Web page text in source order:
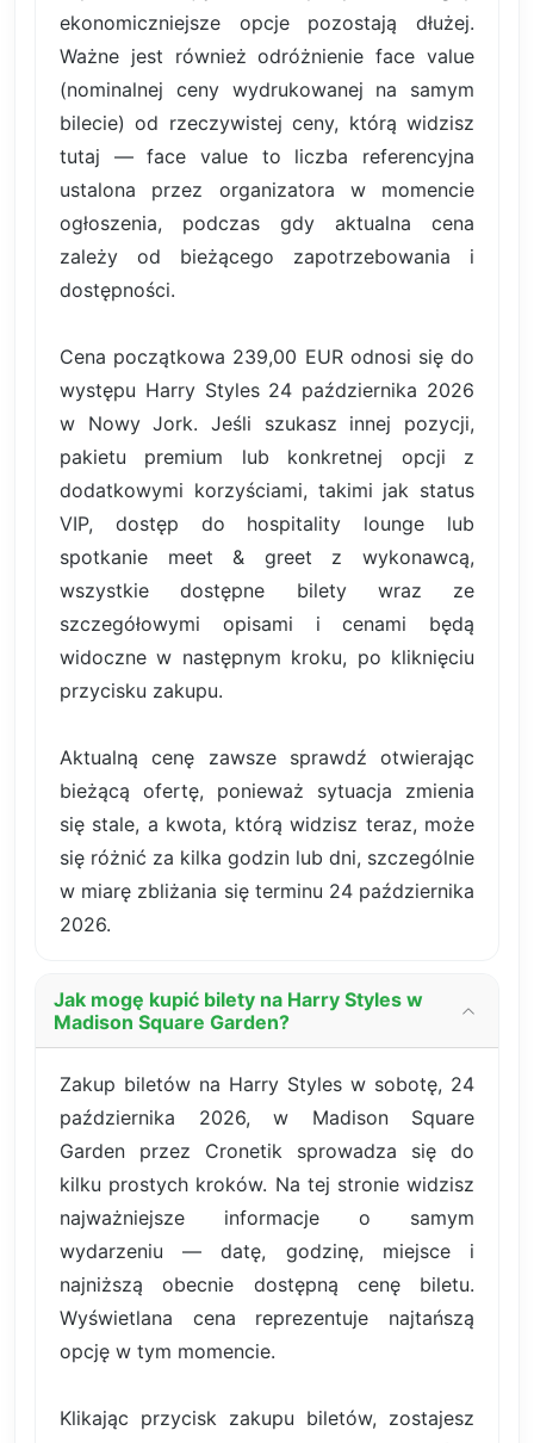
ekonomiczniejsze opcje pozostają dłużej.
Ważne jest również odróżnienie face value
(nominalnej ceny wydrukowanej na samym
bilecie) od rzeczywistej ceny, którą widzisz
tutaj — face value to liczba referencyjna
ustalona przez organizatora w momencie
ogłoszenia, podczas gdy aktualna cena
zależy od bieżącego zapotrzebowania i
dostępności.
Cena początkowa 239,00 EUR odnosi się do
występu Harry Styles 24 października 2026
w Nowy Jork. Jeśli szukasz innej pozycji,
pakietu premium lub konkretnej opcji z
dodatkowymi korzyściami, takimi jak status
VIP, dostęp do hospitality lounge lub
spotkanie meet & greet z wykonawcą,
wszystkie dostępne bilety wraz ze
szczegółowymi opisami i cenami będą
widoczne w następnym kroku, po kliknięciu
przycisku zakupu.
Aktualną cenę zawsze sprawdź otwierając
bieżącą ofertę, ponieważ sytuacja zmienia
się stale, a kwota, którą widzisz teraz, może
się różnić za kilka godzin lub dni, szczególnie
w miarę zbliżania się terminu 24 października
2026.
Jak mogę kupić bilety na Harry Styles w
Madison Square Garden?
Zakup biletów na Harry Styles w sobotę, 24
października 2026, w Madison Square
Garden przez Cronetik sprowadza się do
kilku prostych kroków. Na tej stronie widzisz
najważniejsze informacje o samym
wydarzeniu — datę, godzinę, miejsce i
najniższą obecnie dostępną cenę biletu.
Wyświetlana cena reprezentuje najtańszą
opcję w tym momencie.
Klikając przycisk zakupu biletów, zostajesz